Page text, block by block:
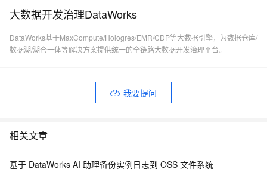
大数据开发治理DataWorks
DataWorks基于MaxCompute/Hologres/EMR/CDP等大数据引擎，为数据仓库/
数据湖/湖仓一体等解决方案提供统一的全链路大数据开发治理平台。
我要提问
相关文章
基于 DataWorks AI 助理备份实例日志到 OSS 文件系统